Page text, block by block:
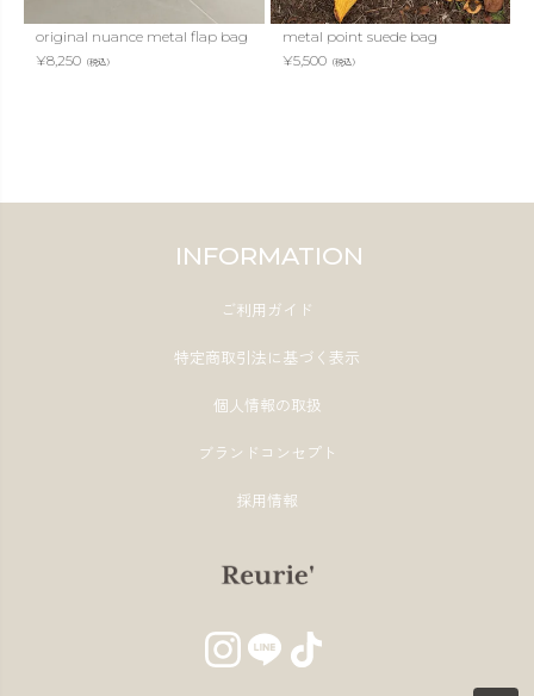
original nuance metal flap bag
¥8,250 （税込）
metal point suede bag
¥5,500（税込）
INFORMATION
ご利用ガイド
特定商取引法に基づく表示
個人情報の取扱
ブランドコンセプト
採用情報